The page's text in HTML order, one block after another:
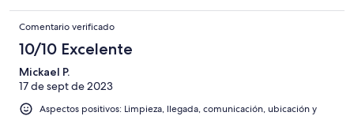
Comentario verificado
10/10 Excelente
Mickael P.
17 de sept de 2023
Aspectos positivos: Limpieza, llegada, comunicación, ubicación y